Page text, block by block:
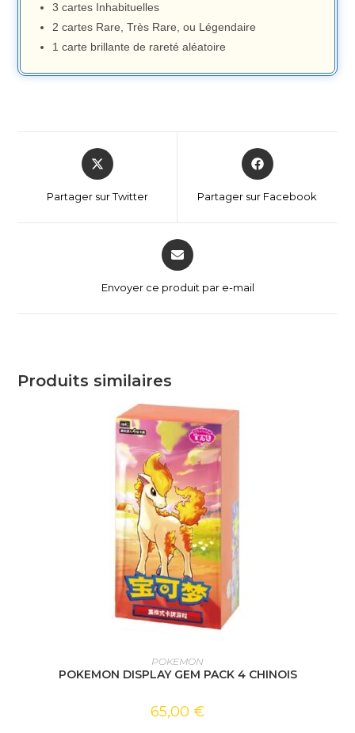
3 cartes Inhabituelles
2 cartes Rare, Très Rare, ou Légendaire
1 carte brillante de rareté aléatoire
Partager sur Twitter Partager sur Facebook
Envoyer ce produit par e-mail
Produits similaires
AJOUTER AU PANIER
POKEMON
POKEMON DISPLAY GEM PACK 4 CHINOIS
65,00 €